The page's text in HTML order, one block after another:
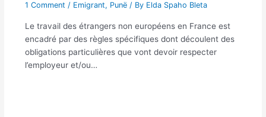
1 Comment / Emigrant, Punë/ By Elda Spaho Bleta
Le travail des étrangers non européens en France est
encadré par des règles spécifiques dont découlent des
obligations particulières que vont devoir respecter
l’employeur et/ou…